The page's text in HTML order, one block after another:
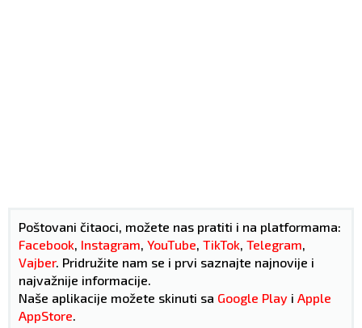
Poštovani čitaoci, možete nas pratiti i na platformama:
Facebook Instagram YouTube TikTok Telegram
Vajber. Pridružite nam se i prvi saznajte najnovije i
najvažnije informacije.
Naše aplikacije možete skinuti sa Google Play i Apple
AppStore